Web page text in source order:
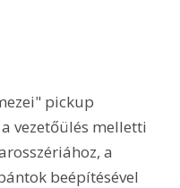
vezetőülés melletti
a
beépítésével